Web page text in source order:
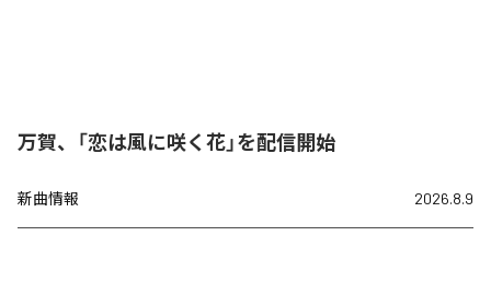
万賀、「恋は風に咲く花」を配信開始
新曲情報 2026.8.9